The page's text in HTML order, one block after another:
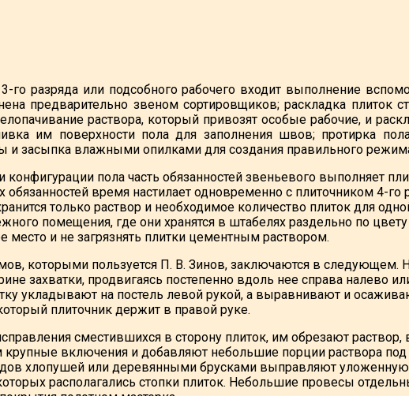
го разряда или подсобного рабочего входит выполнение
предварительно звеном сортировщиков; раскладка
раствора, который привозят особые рабочие, и
им поверхности пола для заполнения швов; протирка
и засыпка влажными опилками для создания правильного
конфигурации пола часть обязанностей звеньевого выполняет
обязанностей время настилает одновременно с плиточником 4-
только раствор и необходимое количество плиток для
помещения, где они хранятся в штабелях раздельно по
место и не загрязнять плитки цементным раствором.
которыми пользуется П. В. Зинов, заключаются в следующем.
захватки, продвигаясь постепенно вдоль нее справа налево
укладывают на постель левой рукой, а выравнивают и
плиточник держит в правой руке.
сместившихся в сторону плиток, им обрезают
включения и добавляют небольшие порции раствора под
хлопушей или деревянными брусками выправляют уложенную
располагались стопки плиток. Небольшие провесы